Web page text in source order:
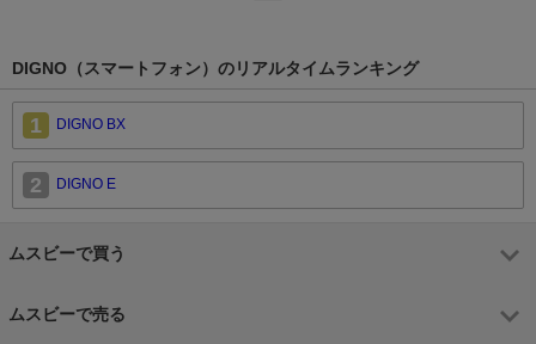
DIGNO（スマートフォン）のリアルタイムランキング
1 DIGNO BX
2 DIGNO E
ムスビーで買う
ムスビーで売る